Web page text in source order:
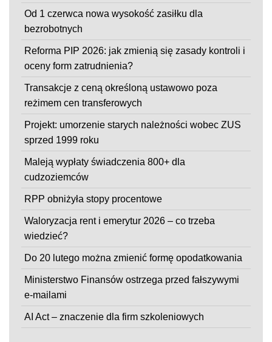
Od 1 czerwca nowa wysokość zasiłku dla
bezrobotnych
Reforma PIP 2026: jak zmienią się zasady kontroli i
oceny form zatrudnienia?
Transakcje z ceną określoną ustawowo poza
reżimem cen transferowych
Projekt: umorzenie starych należności wobec ZUS
sprzed 1999 roku
Maleją wypłaty świadczenia 800+ dla
cudzoziemców
RPP obniżyła stopy procentowe
Waloryzacja rent i emerytur 2026 – co trzeba
wiedzieć?
Do 20 lutego można zmienić formę opodatkowania
Ministerstwo Finansów ostrzega przed fałszywymi
e-mailami
AI Act – znaczenie dla firm szkoleniowych